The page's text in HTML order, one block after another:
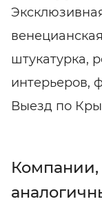
штукатурка,
интерьеров,
Выезд по